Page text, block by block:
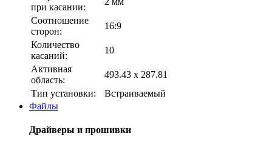
при касании:
Соотношение
сторон:
16:9
Количество
касаний:
10
Активная
область:
493.43 х 287.81
Тип установки:
Встраиваемый
Файлы
Драйверы и прошивки